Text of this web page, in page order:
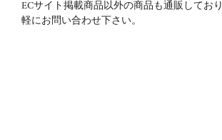
ECサイト掲載商品以外の商品も通販してお
軽にお問い合わせ下さい。